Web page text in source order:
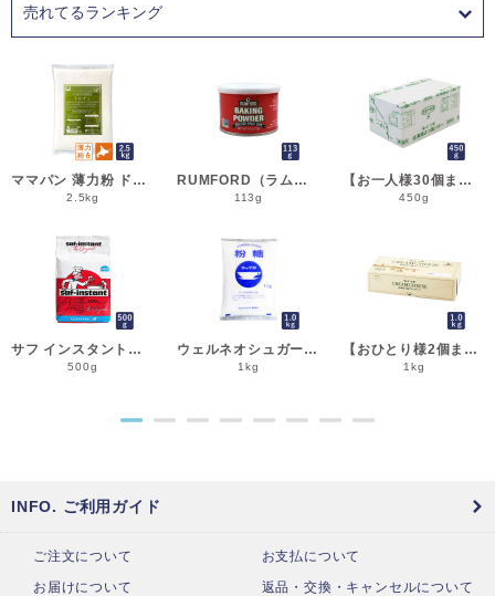
ママパン 薄力粉 ドルチェ 2.5kg 菓子用小麦粉 北海道産 江別製粉 国産小麦粉_シフォンケーキ スポンジケーキ パウンドケーキ クッキー
2.5kg
サフ インスタント・ドライイースト赤 500g 乾燥酵母 低糖用 LESAFFRE ルサッフル__
500g
RUMFORD（ラムフォード） ベーキングパウダー 113g 膨脹剤 BP__
113g
ウェルネオシュガー 粉糖NZ-1S 1kg 粉砂糖__
1kg
【お一人様30個まで】よつ葉 無塩バター 450g 賞味期限2026年11月5日またはそれ以降 バター よつば 北海道 食塩不使用 __
450g
【おひとり様2個まで】よつ葉 北海道十勝クリームチーズ（B） 1kg チーズ よつば__
1kg
● ● ● ● ● ● ●
INFO. ご利用ガイド
ご注文について
お支払について
お届けについて
返品・交換・キャンセルについて